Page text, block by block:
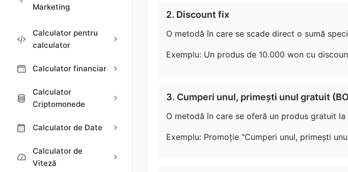
Marketing
Calculator pentru
calculator
Calculator financiar
Calculator
Criptomonede
Calculator de Date
Calculator de
Viteză
2. Discount fix
O metodă în care se scade direct o sumă
Exemplu: Un produs de 10.000 won cu
3. Cumperi unul, primești unul gratuit
O metodă în care se oferă un produs gratuit
Exemplu: Promoție "Cumperi unul, primești